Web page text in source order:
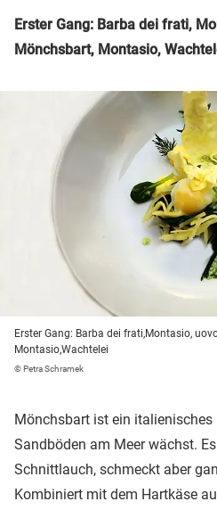
Erster Gang: Barba dei frati,
Mönchsbart, Montasio,
Erster Gang: Barba dei frati,Montasio,
Montasio,Wachtelei
© Petra Schramek
Mönchsbart ist ein
Sandböden am Meer wächst.
Schnittlauch, schmeckt aber
Kombiniert mit dem Hartkäse